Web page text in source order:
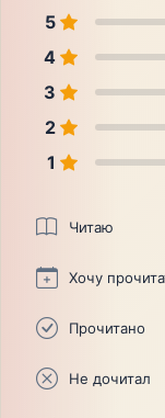
5
4
3
2
1
Читаю
Хочу
Прочитано
Не дочитал